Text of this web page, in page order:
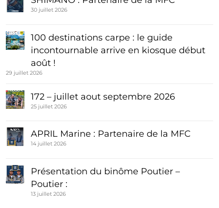
30 juillet 2026
100 destinations carpe : le guide
incontournable arrive en kiosque début
août !
29 juillet 2026
172 – juillet aout septembre 2026
25 juillet 2026
APRIL Marine : Partenaire de la MFC
14 juillet 2026
Présentation du binôme Poutier –
Poutier :
13 juillet 2026